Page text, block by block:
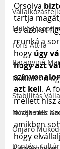
Fóris Attila
Baranyiné
Működés &
Stabilitás
Növekedés
Önjáró
Döntési
Orsolya
tartja
és azokat
munkája
hogy úgy
hogy azt
azt kell. A
mellett hisz
tudja mik
amikben
hogy